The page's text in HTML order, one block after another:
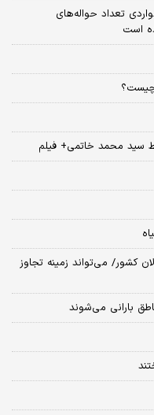
تعداد حواله‌های
است
سید محمد خاتمی+ فیلم
کشور/ می‌تواند زمینه تجاوز